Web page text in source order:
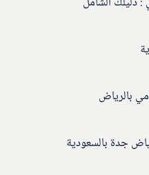
بالرياض
جدة بالسعودية